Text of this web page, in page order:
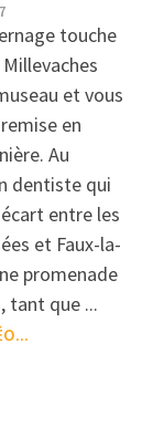
touche
et vous
en
Au
dentiste qui
entre les
et Faux-la-
promenade
tant que ...